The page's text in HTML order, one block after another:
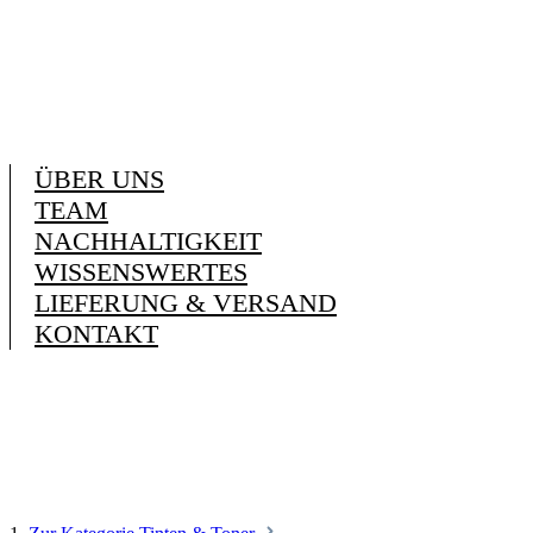
ÜBER UNS
TEAM
NACHHALTIGKEIT
WISSENSWERTES
LIEFERUNG & VERSAND
KONTAKT